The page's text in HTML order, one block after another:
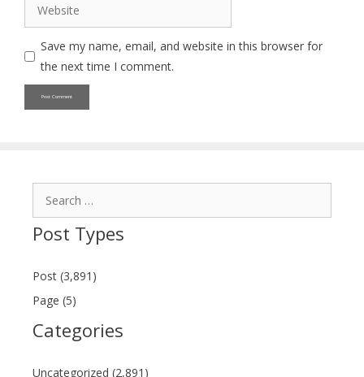
Save my name, email, and website in this browser for
the next time I comment.
Post Types
Post (3,891)
Page (5)
Categories
Uncategorized (2,891)